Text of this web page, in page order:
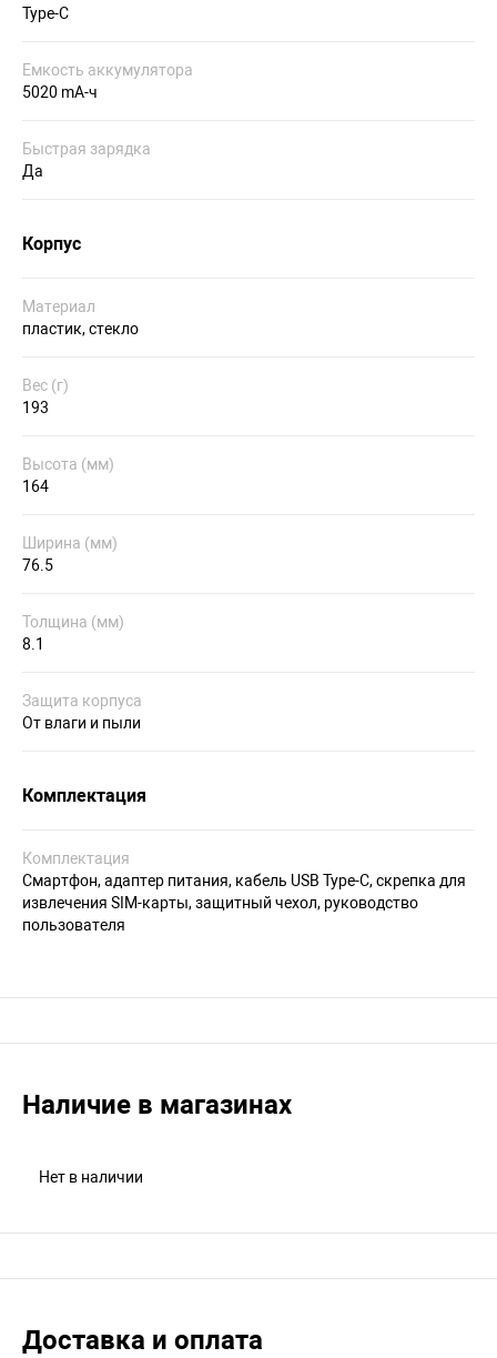
Type-C
Емкость аккумулятора
5020 mA-ч
Быстрая зарядка
Да
Корпус
Материал
пластик, стекло
Вес (г)
193
Высота (мм)
164
Ширина (мм)
76.5
Толщина (мм)
8.1
Защита корпуса
От влаги и пыли
Комплектация
Комплектация
Смартфон, адаптер питания, кабель USB Type-C, скрепка для
извлечения SIM-карты, защитный чехол, руководство
пользователя
Наличие в магазинах
Нет в наличии
Доставка и оплата